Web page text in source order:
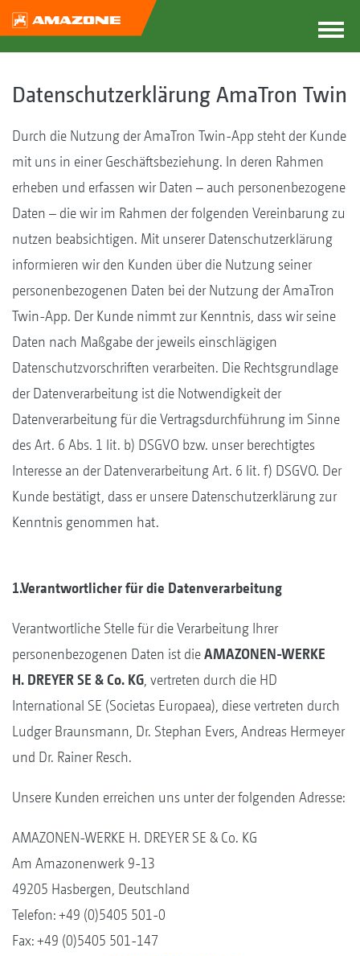
Datenschutzerklärung AmaTron Twin
Durch die Nutzung der AmaTron Twin-App steht der Kunde
mit uns in einer Geschäftsbeziehung. In deren Rahmen
erheben und erfassen wir Daten – auch personenbezogene
Daten – die wir im Rahmen der folgenden Vereinbarung zu
nutzen beabsichtigen. Mit unserer Datenschutzerklärung
informieren wir den Kunden über die Nutzung seiner
personenbezogenen Daten bei der Nutzung der AmaTron
Twin-App. Der Kunde nimmt zur Kenntnis, dass wir seine
Daten nach Maßgabe der jeweils einschlägigen
Datenschutzvorschriften verarbeiten. Die Rechtsgrundlage
der Datenverarbeitung ist die Notwendigkeit der
Datenverarbeitung für die Vertragsdurchführung im Sinne
des Art. 6 Abs. 1 lit. b) DSGVO bzw. unser berechtigtes
Interesse an der Datenverarbeitung Art. 6 lit. f) DSGVO. Der
Kunde bestätigt, dass er unsere Datenschutzerklärung zur
Kenntnis genommen hat.
1.Verantwortlicher für die Datenverarbeitung
Verantwortliche Stelle für die Verarbeitung Ihrer
personenbezogenen Daten ist dieAMAZONEN-WERKE
H. DREYER SE & Co. KG , vertreten durch die HD
International SE (Societas Europaea), diese vertreten durch
Ludger Braunsmann, Dr. Stephan Evers, Andreas Hermeyer
und Dr. Rainer Resch.
Unsere Kunden erreichen uns unter der folgenden Adresse:
AMAZONEN-WERKE H. DREYER SE & Co. KG
Am Amazonenwerk 9-13
49205 Hasbergen, Deutschland
Telefon: +49 (0)5405 501-0
Fax: +49 (0)5405 501-147